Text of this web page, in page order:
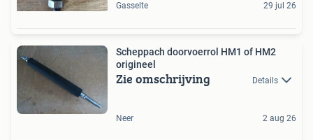
Gasselte 29 jul 26
Scheppach doorvoerrol HM1 of HM2
origineel
Zie omschrijving Details
Neer 2 aug 26